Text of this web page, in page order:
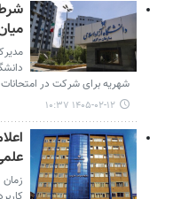
شهریه برای شرکت در
۱۴۰۵-۰۲-۱۲ ۱۰:۳۷